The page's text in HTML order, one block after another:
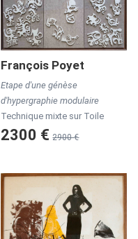
François Poyet
Etape d'une génèse
d'hypergraphie modulaire
Technique mixte sur Toile
2300 € 2900 €